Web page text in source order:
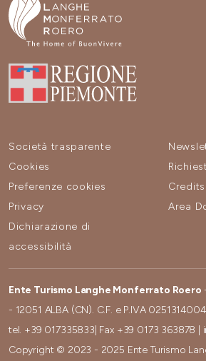
Società trasparente
Cookies
Preferenze cookies
Privacy
Dichiarazione di
accessibilità
Credits
Area
Ente Turismo Langhe Monferrato Roero
- 12051 ALBA (CN). C.F. e P.IVA
tel. +39 017335833 | Fax +39 0173 363878
Copyright © 2023 - 2025 Ente Turismo